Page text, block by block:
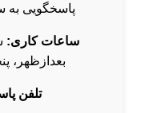
پاسخگویی
ساعات کاری:
بعدازظهر، پنجشنبه‌ها
تلفن